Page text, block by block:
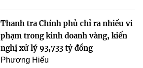
Thanh tra Chính phủ chỉ ra nhiều vi
phạm trong kinh doanh vàng, kiến
nghị xử lý 93,733 tỷ đồng
Phương Hiếu